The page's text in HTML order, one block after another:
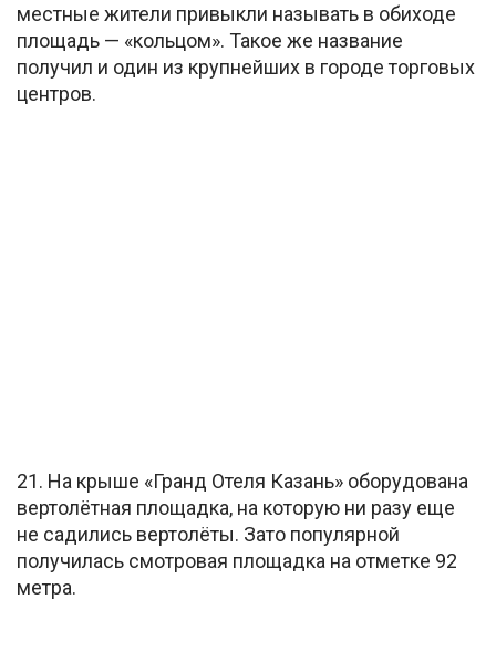
местные жители привыкли называть в обиходе
площадь — «кольцом». Такое же название
получил и один из крупнейших в городе торговых
центров.
21. На крыше «Гранд Отеля Казань» оборудована
вертолётная площадка, на которую ни разу еще
не садились вертолёты. Зато популярной
получилась смотровая площадка на отметке 92
метра.